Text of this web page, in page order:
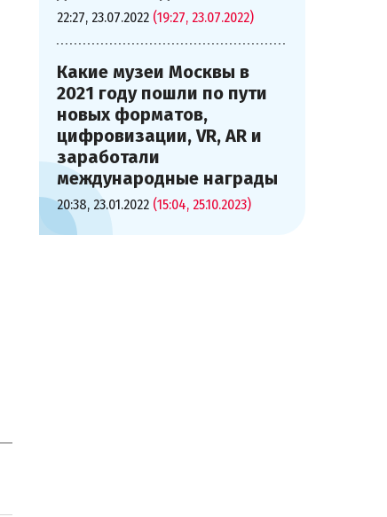
22:27, 23.07.2022 (19:27, 23.07.2022)
Какие музеи Москвы в
2021 году пошли по пути
новых форматов,
цифровизации, VR, AR и
заработали
международные награды
20:38, 23.01.2022 (15:04, 25.10.2023)